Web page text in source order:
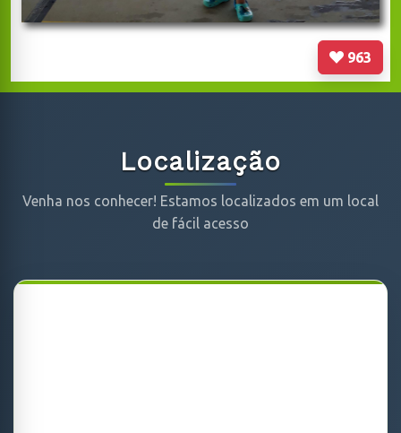
963
Localização
Venha nos conhecer! Estamos localizados em um local
de fácil acesso